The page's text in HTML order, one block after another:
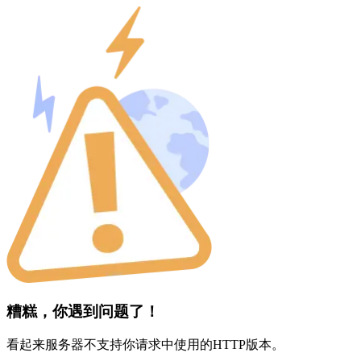
糟糕，你遇到问题了！
看起来服务器不支持你请求中使用的HTTP版本。